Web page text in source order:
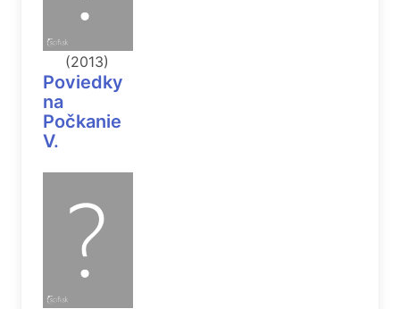
(2013)
Poviedky
na
Počkanie
V.